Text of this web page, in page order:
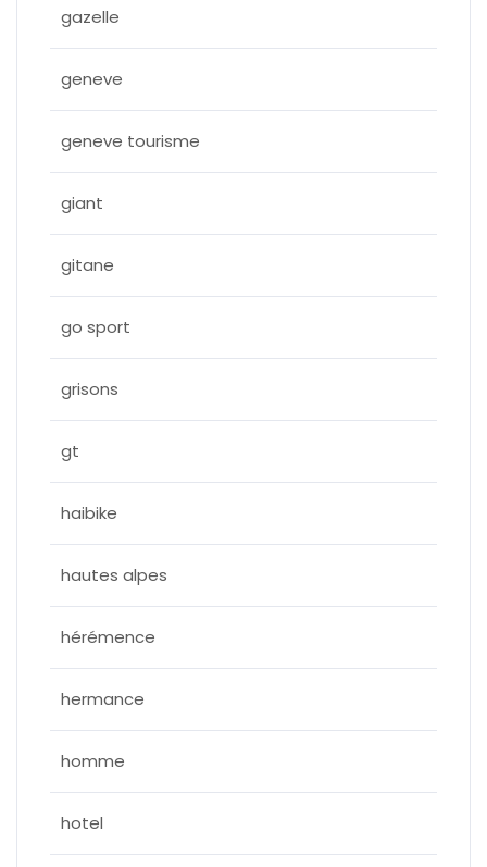
gazelle
geneve
geneve tourisme
giant
gitane
go sport
grisons
gt
haibike
hautes alpes
hérémence
hermance
homme
hotel